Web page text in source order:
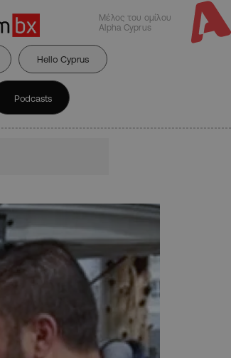
Μέλος του ομίλου
Alpha Cyprus
Hello Cyprus
Podcasts